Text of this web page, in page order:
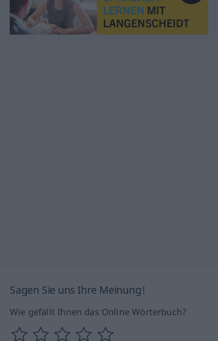
Sagen Sie uns Ihre Meinung!
Wie gefällt Ihnen das Online Wörterbuch?